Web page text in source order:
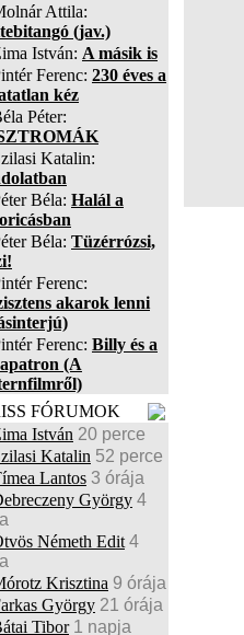
Attila:
(jav.)
István: A másik is
Ferenc: 230 éves a
kéz
Péter:
Katalin:
Béla: Halál a
Béla: Tüzérrózsi,
Ferenc:
akarok lenni
Ferenc: Billy és a
(A
FÓRUMOK
István 20 perce
Katalin 52 perce
Lantos 3 órája
György 4
Németh Edit 4
Krisztina 9 órája
György 21 órája
Tibor 1 napja